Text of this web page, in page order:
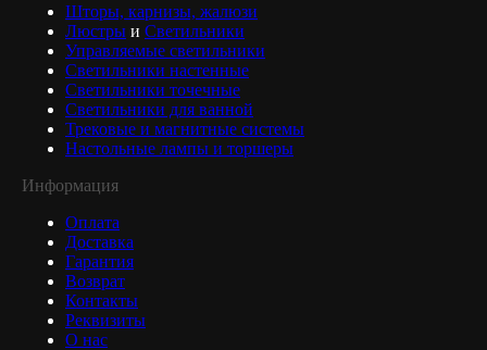
Шторы, карнизы, жалюзи
Люстры и Светильники
Управляемые светильники
Светильники настенные
Светильники точечные
Светильники для ванной
Трековые и магнитные системы
Настольные лампы и торшеры
Информация
Оплата
Доставка
Гарантия
Возврат
Контакты
Реквизиты
О нас